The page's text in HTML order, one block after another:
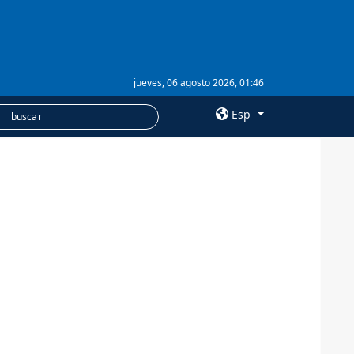
jueves, 06 agosto 2026, 01:46
Esp